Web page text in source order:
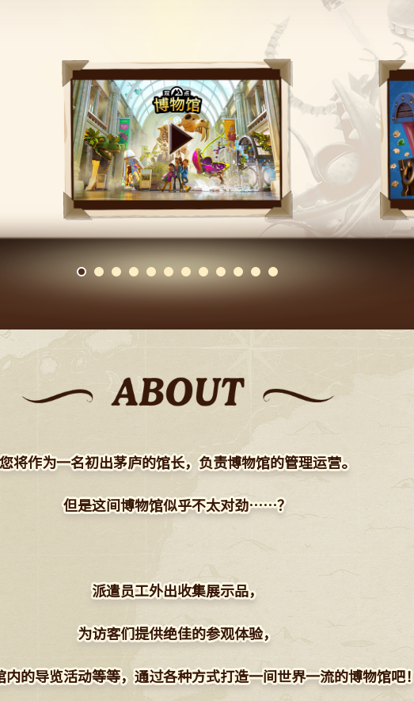
您将作为一名初出茅庐的馆长，负责博物馆的管理运营。
但是这间博物馆似乎不太对劲……？
派遣员工外出收集展示品，
为访客们提供绝佳的参观体验，
内的导览活动等等，通过各种方式打造一间世界一流的博物馆吧！